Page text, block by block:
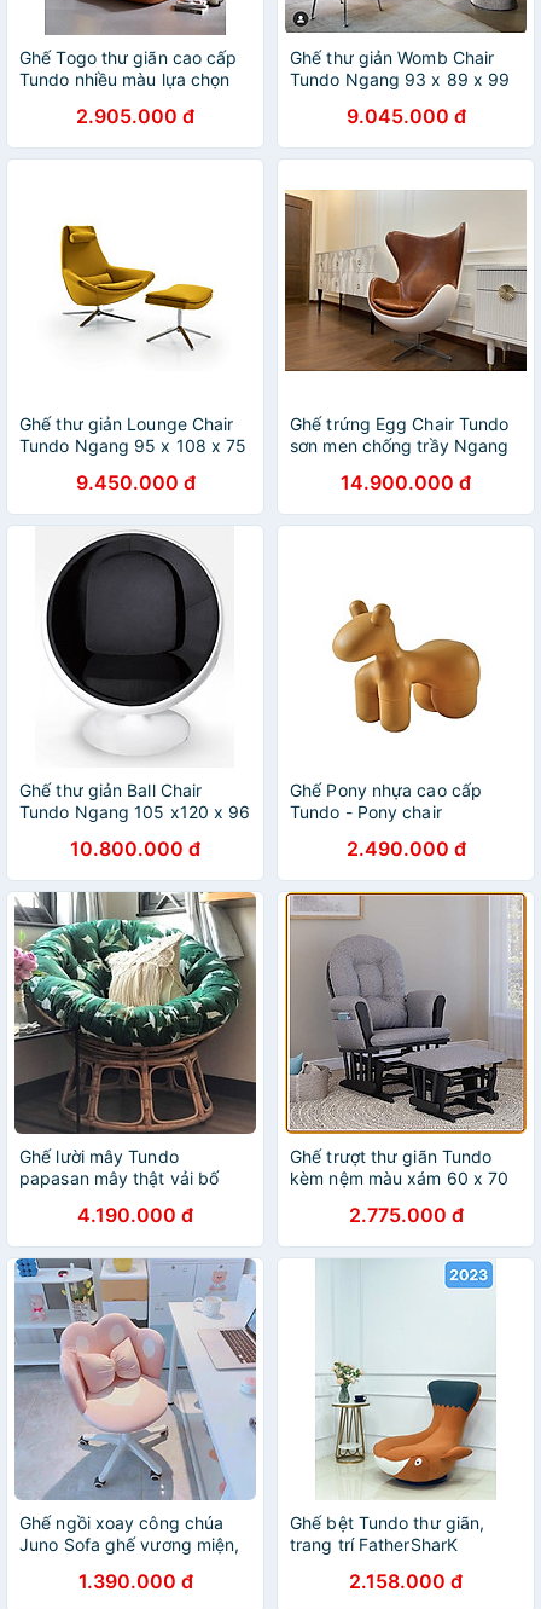
Ghế Togo thư giãn cao cấp
Tundo nhiều màu lựa chọn
2.905.000 đ
Ghế thư giản Womb Chair
Tundo Ngang 93 x 89 x 99
9.045.000 đ
Ghế thư giản Lounge Chair
Tundo Ngang 95 x 108 x 75
9.450.000 đ
Ghế trứng Egg Chair Tundo
sơn men chống trầy Ngang
14.900.000 đ
Ghế thư giản Ball Chair
Tundo Ngang 105 x120 x 96
10.800.000 đ
Ghế Pony nhựa cao cấp
Tundo - Pony chair
2.490.000 đ
Ghế lười mây Tundo
papasan mây thật vải bố
4.190.000 đ
Ghế trượt thư giãn Tundo
kèm nệm màu xám 60 x 70
2.775.000 đ
Ghế ngồi xoay công chúa
Juno Sofa ghế vương miện,
1.390.000 đ
Ghế bệt Tundo thư giãn,
trang trí FatherSharK
2.158.000 đ